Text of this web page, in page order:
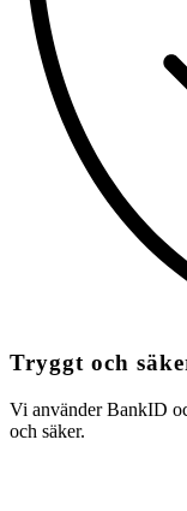
Tryggt och
Vi använder BankID
och säker.